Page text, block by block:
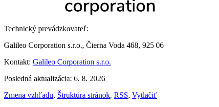
Technický prevádzkovateľ:
Galileo Corporation s.r.o., Čierna Voda 468, 925 06
Kontakt: Galileo Corporation s.r.o.
Posledná aktualizácia: 6. 8. 2026
Zmena vzhľadu, Štruktúra stránok, RSS, Vytlačiť